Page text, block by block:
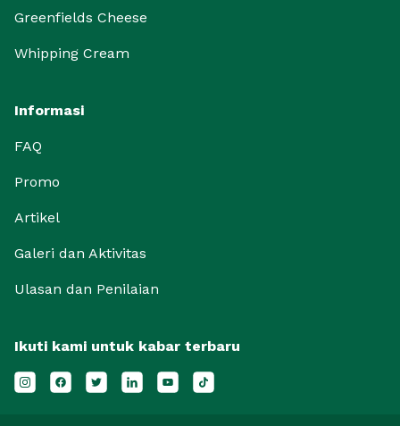
Greenfields Cheese
Whipping Cream
Informasi
FAQ
Promo
Artikel
Galeri dan Aktivitas
Ulasan dan Penilaian
Ikuti kami untuk kabar terbaru